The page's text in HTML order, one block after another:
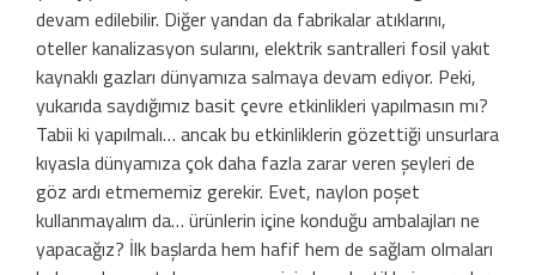
devam edilebilir. Diğer yandan da fabrikalar atıklarını,
oteller kanalizasyon sularını, elektrik santralleri fosil yakıt
kaynaklı gazları dünyamıza salmaya devam ediyor. Peki,
yukarıda saydığımız basit çevre etkinlikleri yapılmasın mı?
Tabii ki yapılmalı… ancak bu etkinliklerin gözettiği unsurlara
kıyasla dünyamıza çok daha fazla zarar veren şeyleri de
göz ardı etmememiz gerekir. Evet, naylon poşet
kullanmayalım da… ürünlerin içine konduğu ambalajları ne
yapacağız? İlk başlarda hem hafif hem de sağlam olmaları